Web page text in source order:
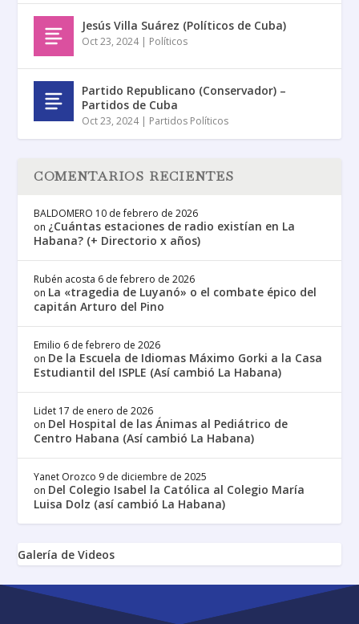
Jesús Villa Suárez (Políticos de Cuba)
Oct 23, 2024| Políticos
Partido Republicano (Conservador) –
Partidos de Cuba
Oct 23, 2024| Partidos Políticos
COMENTARIOS RECIENTES
BALDOMERO 10 de febrero de 2026
on ¿Cuántas estaciones de radio existían en La
Habana? (+ Directorio x años)
Rubén acosta 6 de febrero de 2026
on La «tragedia de Luyanó» o el combate épico del
capitán Arturo del Pino
Emilio 6 de febrero de 2026
on De la Escuela de Idiomas Máximo Gorki a la Casa
Estudiantil del ISPLE (Así cambió La Habana)
Lidet 17 de enero de 2026
on Del Hospital de las Ánimas al Pediátrico de
Centro Habana (Así cambió La Habana)
Yanet Orozco 9 de diciembre de 2025
on Del Colegio Isabel la Católica al Colegio María
Luisa Dolz (así cambió La Habana)
Galería de Videos